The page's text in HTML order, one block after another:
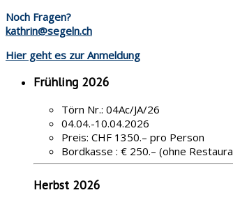
Noch Fragen?
kathrin@segeln.ch
Hier geht es zur Anmeldung
Frühling 2026
Törn Nr.: 04Ac/JA/26
04.04.-10.04.2026
Preis: CHF 1350.– pro Person
Bordkasse : € 250.– (ohne
Herbst 2026